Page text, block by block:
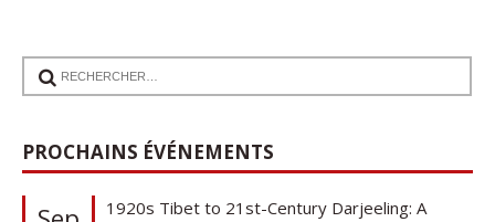
PROCHAINS ÉVÉNEMENTS
17
Communication de Ann Tashi Slater : From
1920s Tibet to 21st-Century Darjeeling: A
Tibetan Family History